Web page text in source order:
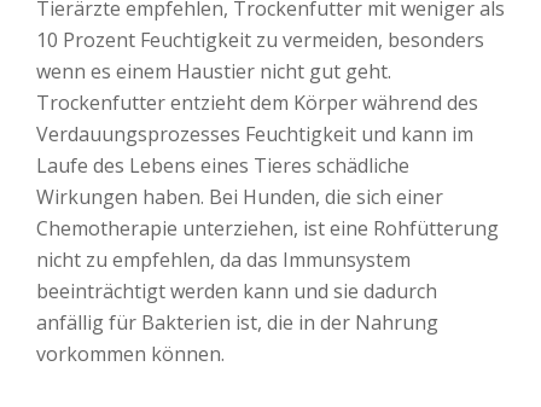
Tierärzte empfehlen, Trockenfutter mit weniger als
10 Prozent Feuchtigkeit zu vermeiden, besonders
wenn es einem Haustier nicht gut geht.
Trockenfutter entzieht dem Körper während des
Verdauungsprozesses Feuchtigkeit und kann im
Laufe des Lebens eines Tieres schädliche
Wirkungen haben. Bei Hunden, die sich einer
Chemotherapie unterziehen, ist eine Rohfütterung
nicht zu empfehlen, da das Immunsystem
beeinträchtigt werden kann und sie dadurch
anfällig für Bakterien ist, die in der Nahrung
vorkommen können.